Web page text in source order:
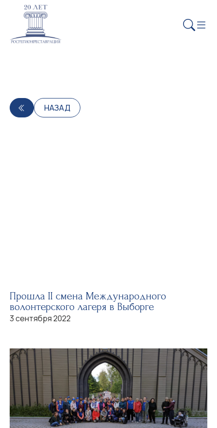
НАЗАД
Прошла II смена Международного
волонтерского лагеря в Выборге
3 сентября 2022